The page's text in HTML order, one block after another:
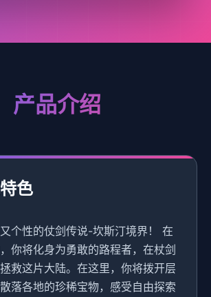
产品介绍
色
个性的仗剑传说-坎斯汀境界！ 在
你将化身为勇敢的路程者，在杖剑
救这片大陆。在这里，你将拨开层
落各地的珍稀宝物，感受自由探索